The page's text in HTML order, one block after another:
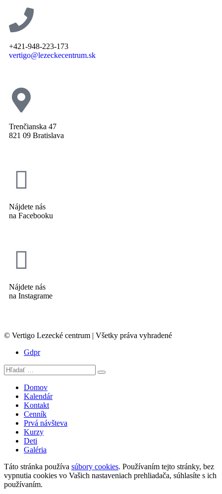
+421-948-223-173
vertigo@lezeckecentrum.sk
Trenčianska 47
821 09 Bratislava
Nájdete nás
na Facebooku
Nájdete nás
na Instagrame
© Vertigo Lezecké centrum | Všetky práva vyhradené
Gdpr
Domov
Kalendár
Kontakt
Cenník
Prvá návšteva
Kurzy
Deti
Galéria
Táto stránka používa súbory cookies. Používaním tejto stránky, bez
vypnutia cookies vo Vašich nastaveniach prehliadača, súhlasíte s ich
používaním.